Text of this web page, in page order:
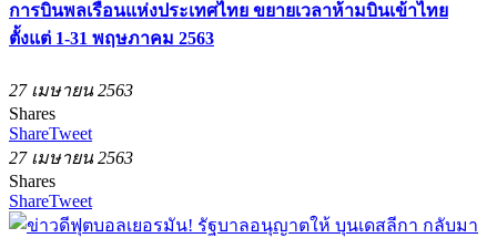
การบินพลเรือนแห่งประเทศไทย ขยายเวลาห้ามบินเข้าไทย
ตั้งแต่ 1-31 พฤษภาคม 2563
27 เมษายน 2563
Shares
ShareTweet
27 เมษายน 2563
Shares
ShareTweet